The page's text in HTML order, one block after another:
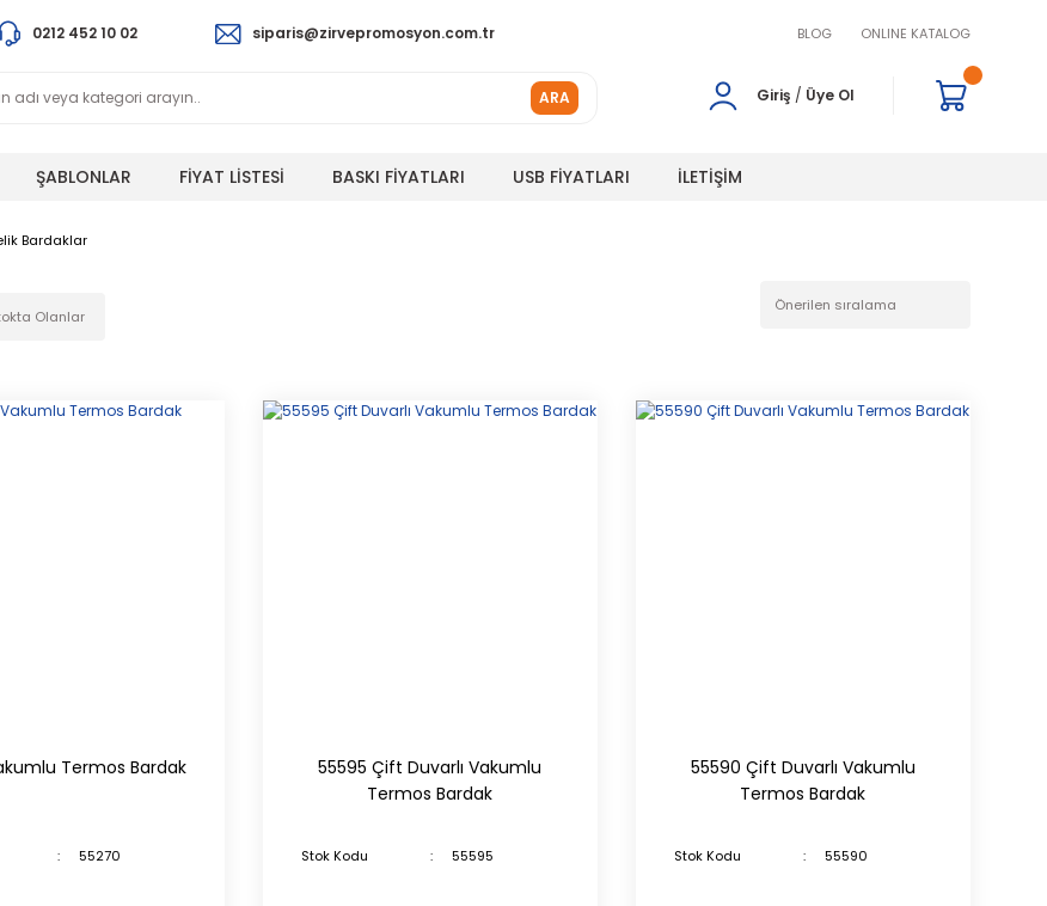
0212 452 10 02 siparis@zirvepromosyon.com.tr
ARA
BLOG ONLINE KATALOG
Giriş / Üye Ol
ŞABLONLAR FİYAT LİSTESİ BASKI FİYATLARI USB FİYATLARI İLETİŞİM
Bardaklar
Olanlar
Termos Bardak
55270
55595 Çift Duvarlı Vakumlu
Termos Bardak
Stok Kodu 55595
55590 Çift Duvarlı Vakumlu
Termos Bardak
Stok Kodu 55590